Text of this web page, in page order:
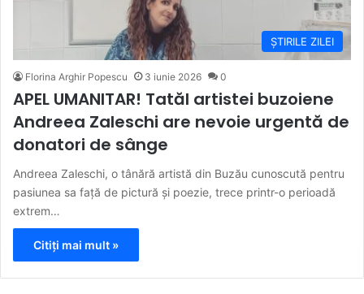
ȘTIRILE ZILEI
Florina Arghir Popescu 3 iunie 2026 0
APEL UMANITAR! Tatăl artistei buzoiene
Andreea Zaleschi are nevoie urgentă de
donatori de sânge
Andreea Zaleschi, o tânără artistă din Buzău cunoscută pentru
pasiunea sa față de pictură și poezie, trece printr-o perioadă
extrem…
Citiți mai mult »